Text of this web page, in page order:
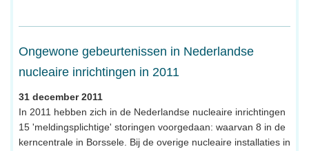
Ongewone gebeurtenissen in Nederlandse
nucleaire inrichtingen in 2011
31 december 2011
In 2011 hebben zich in de Nederlandse nucleaire inrichtingen
15 'meldingsplichtige' storingen voorgedaan: waarvan 8 in de
kerncentrale in Borssele. Bij de overige nucleaire installaties in